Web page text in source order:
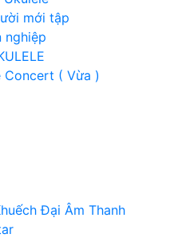
mới tập
nghiệp
Concert ( Vừa )
Đại Âm Thanh